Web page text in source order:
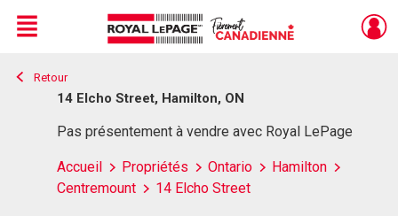
Live
En Direct
Menu
Retour
14 Elcho Street, Hamilton, ON
Pas présentement à vendre avec Royal LePage
Accueil Propriétés Ontario
Hamilton
Centremount
14 Elcho Street